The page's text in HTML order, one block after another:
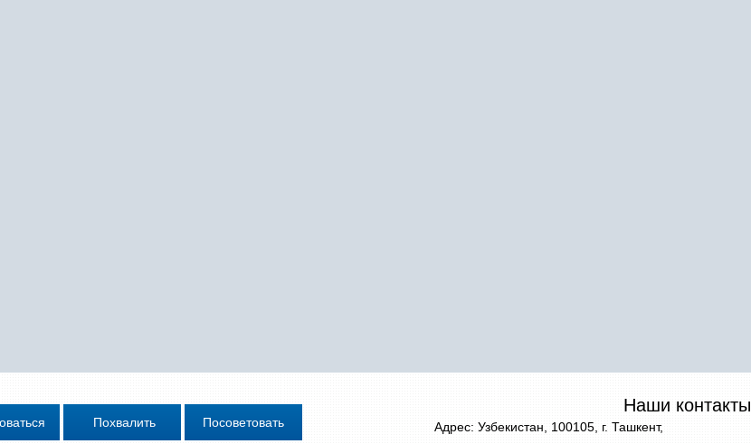
Наши контакты
Адрес: Узбекистан, 100105, г. Ташкент,